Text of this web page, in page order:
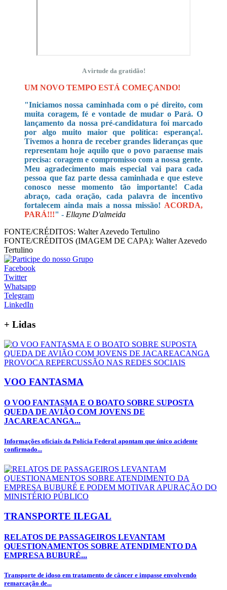
A virtude da gratidão!
UM NOVO TEMPO ESTÁ COMEÇANDO!
"Iniciamos nossa caminhada com o pé direito, com
muita coragem, fé e vontade de mudar o Pará. O
lançamento da nossa pré-candidatura foi marcado
por algo muito maior que política: esperança!.
Tivemos a honra de receber grandes lideranças que
representam hoje aquilo que o povo paraense mais
precisa: coragem e compromisso com a nossa gente.
Meu agradecimento mais especial vai para cada
pessoa que faz parte dessa caminhada e que esteve
conosco nesse momento tão importante! Cada
abraço, cada oração, cada palavra de incentivo
fortalecem ainda mais a nossa missão! ACORDA,
PARÁ!!!" - Ellayne D'almeida
FONTE/CRÉDITOS: Walter Azevedo Tertulino
FONTE/CRÉDITOS (IMAGEM DE CAPA): Walter Azevedo
Tertulino
Facebook
Twitter
Whatsapp
Telegram
LinkedIn
+ Lidas
VOO FANTASMA
O VOO FANTASMA E O BOATO SOBRE SUPOSTA
QUEDA DE AVIÃO COM JOVENS DE
JACAREACANGA...
Informações oficiais da Polícia Federal apontam que único acidente
confirmado...
TRANSPORTE ILEGAL
RELATOS DE PASSAGEIROS LEVANTAM
QUESTIONAMENTOS SOBRE ATENDIMENTO DA
EMPRESA BUBURÉ...
Transporte de idoso em tratamento de câncer e impasse envolvendo
remarcação de...